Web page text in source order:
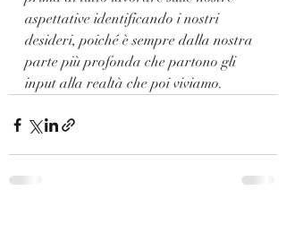
aspettative identificando i nostri
desideri, poiché è sempre dalla nostra
parte più profonda che partono gli
input alla realtà che poi viviamo.